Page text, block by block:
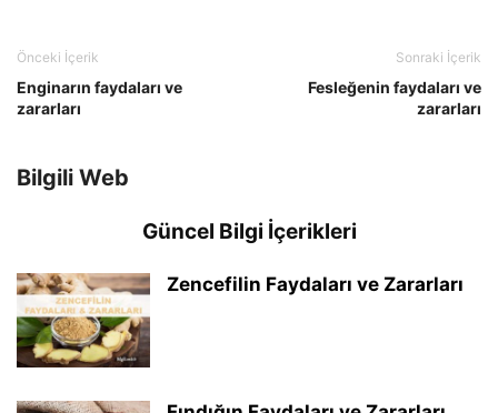
Önceki İçerik
Enginarın faydaları ve
zararları
Sonraki İçerik
Fesleğenin faydaları ve
zararları
Bilgili Web
Güncel Bilgi İçerikleri
Zencefilin Faydaları ve Zararları